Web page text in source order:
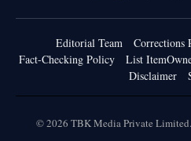
(Twitter)
Editorial Team Corrections
Fact-Checking Policy
List
Disclaimer
© 2026 TBK Media Private